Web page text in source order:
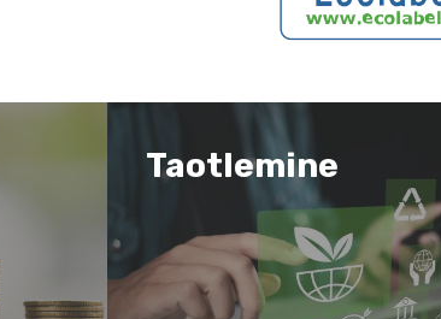
Taotlemine